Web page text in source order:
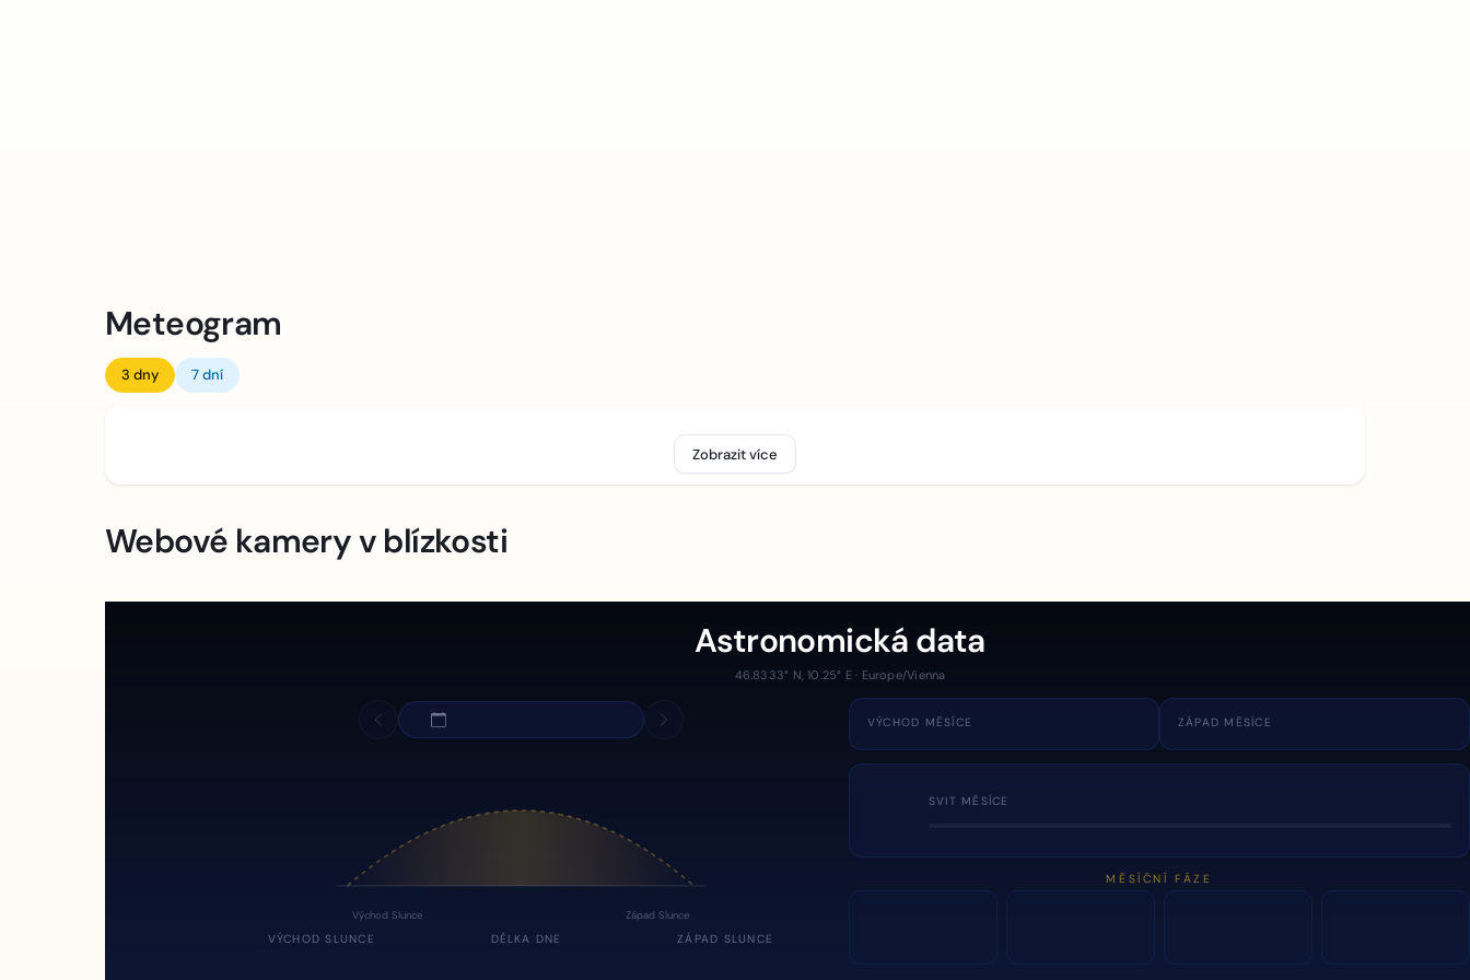
Meteogram
3 dny 7 dní
Zobrazit více
Webové kamery v blízkosti
Astronomická data
46.8333° N, 10.25° E · Europe/Vienna
Východ Slunce Západ Slunce
VÝCHOD SLUNCE DÉLKA DNE ZÁPAD SLUNCE
VÝCHOD MĚSÍCE ZÁPAD MĚSÍCE
SVIT MĚSÍCE
MĚSÍČNÍ FÁZE